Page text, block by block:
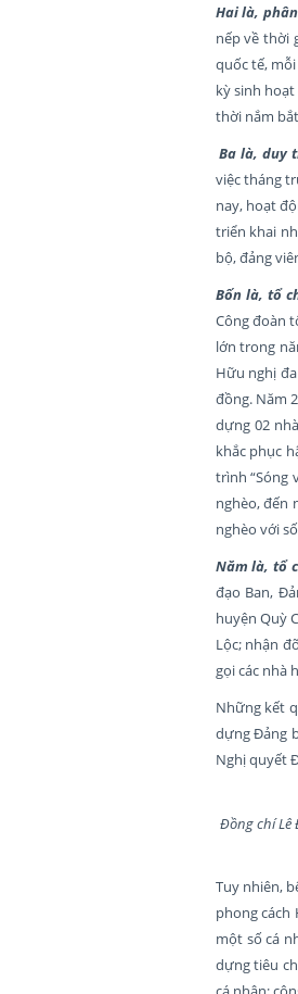
Hai là,
nếp về thời
quốc tế,
kỳ sinh
thời nắm
Ba là, duy
việc tháng
nay, hoạt
triển khai
bộ, đảng
Bốn là, tổ
Công đoàn
lớn trong
Hữu nghị
đồng. Năm
dựng 02
khắc phục
trình “Sóng
nghèo, đến
nghèo với
Năm là, tổ
đạo Ban,
huyện Quỳ
Lộc; nhận
gọi các nhà
Những kết
dựng Đảng
Nghị quyết
Đồng chí Lê
Tuy nhiên,
phong
một số cá
dựng tiêu